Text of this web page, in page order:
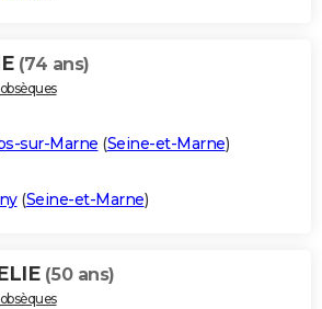
(74 ans)
sur-Marne (Seine-et-Marne)
(Seine-et-Marne)
(50 ans)